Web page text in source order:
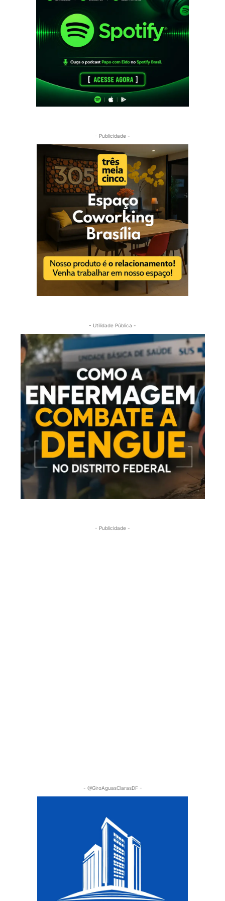
- Publicidade -
- Utilidade Pública -
- Publicidade -
- @GiroAguasClarasDF -